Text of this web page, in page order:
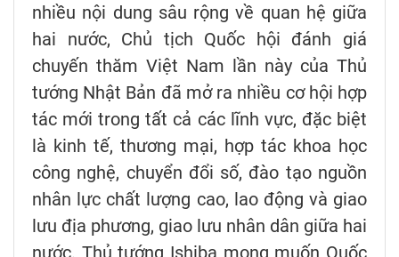
nhiều nội dung sâu rộng về quan hệ giữa
hai nước, Chủ tịch Quốc hội đánh giá
chuyến thăm Việt Nam lần này của Thủ
tướng Nhật Bản đã mở ra nhiều cơ hội hợp
tác mới trong tất cả các lĩnh vực, đặc biệt
là kinh tế, thương mại, hợp tác khoa học
công nghệ, chuyển đổi số, đào tạo nguồn
nhân lực chất lượng cao, lao động và giao
lưu địa phương, giao lưu nhân dân giữa hai
nước. Thủ tướng Ishiba mong muốn Quốc